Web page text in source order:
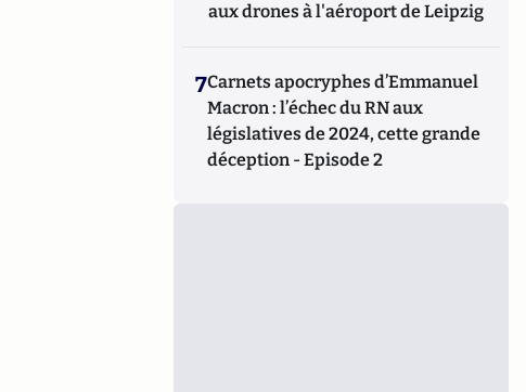
aux drones à l'aéroport de Leipzig
7Carnets apocryphes d’Emmanuel
Macron : l’échec du RN aux
législatives de 2024, cette grande
déception - Episode 2